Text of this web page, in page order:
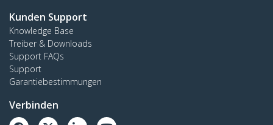
Kunden Support
Knowledge Base
Treiber & Downloads
Support FAQs
Support
Garantiebestimmungen
Verbinden